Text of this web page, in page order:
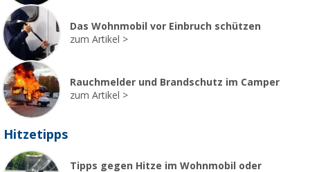
Das Wohnmobil vor Einbruch schützen
zum Artikel
Rauchmelder und Brandschutz im Camper
zum Artikel
Hitzetipps
Tipps gegen Hitze im Wohnmobil oder